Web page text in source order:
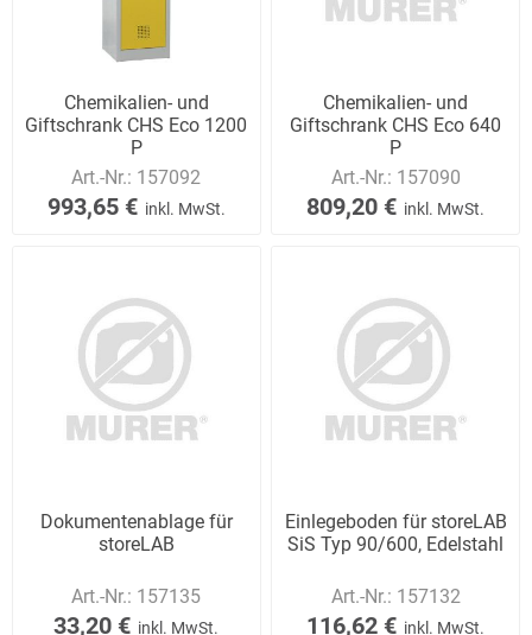
Chemikalien- und
Giftschrank CHS Eco 1200
P
Art.-Nr.: 157092
993,65 € inkl. MwSt.
Chemikalien- und
Giftschrank CHS Eco 640
P
Art.-Nr.: 157090
809,20 € inkl. MwSt.
Dokumentenablage für
storeLAB
Art.-Nr.: 157135
33,20 € inkl. MwSt.
Einlegeboden für storeLAB
SiS Typ 90/600, Edelstahl
Art.-Nr.: 157132
116,62 € inkl. MwSt.